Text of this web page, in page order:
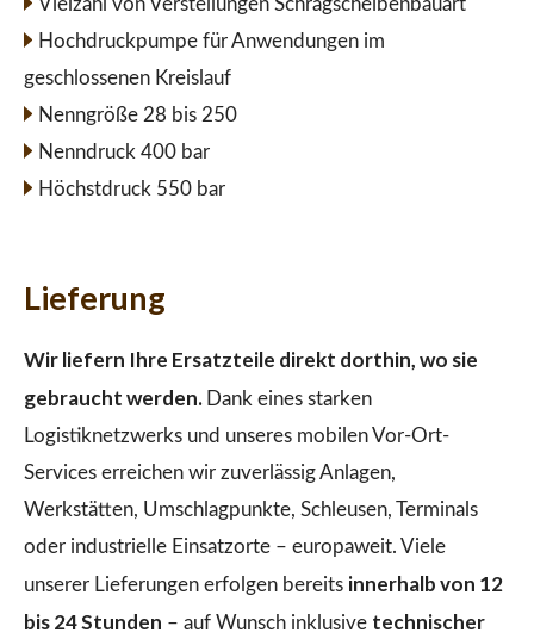
Vielzahl von Verstellungen Schrägscheibenbauart
Hochdruckpumpe für Anwendungen im
geschlossenen Kreislauf
Nenngröße 28 bis 250
Nenndruck 400 bar
Höchstdruck 550 bar
Lieferung
Wir liefern Ihre Ersatzteile direkt dorthin, wo sie
gebraucht werden. Dank eines starken
Logistiknetzwerks und unseres mobilen Vor-Ort-
Services erreichen wir zuverlässig Anlagen,
Werkstätten, Umschlagpunkte, Schleusen, Terminals
oder industrielle Einsatzorte – europaweit. Viele
unserer Lieferungen erfolgen bereits innerhalb von 12
bis 24 Stunden – auf Wunsch inklusive technischer